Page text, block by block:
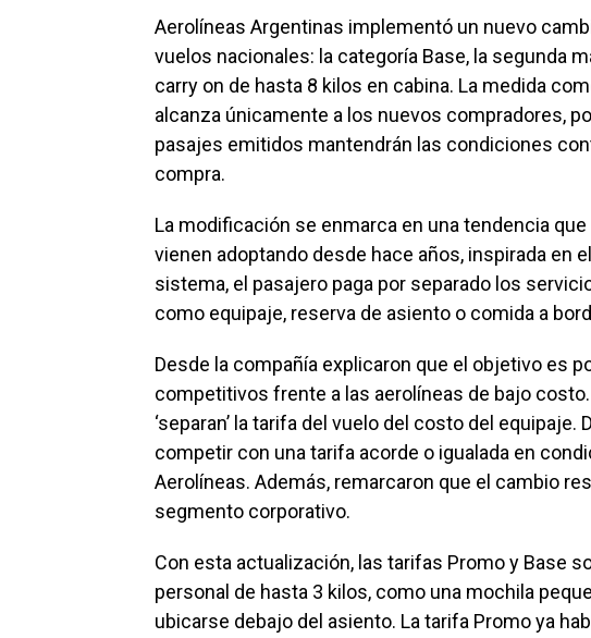
Aerolíneas Argentinas implementó un nuevo
vuelos nacionales: la categoría Base, la segunda
carry on de hasta 8 kilos en cabina. La medida
alcanza únicamente a los nuevos compradores,
pasajes emitidos mantendrán las condiciones
compra.
La modificación se enmarca en una tendencia
vienen adoptando desde hace años, inspirada en
sistema, el pasajero paga por separado los
como equipaje, reserva de asiento o comida a
Desde la compañía explicaron que el objetivo es
competitivos frente a las aerolíneas de bajo
‘separan’ la tarifa del vuelo del costo del equipaje.
competir con una tarifa acorde o igualada en
Aerolíneas. Además, remarcaron que el cambio
segmento corporativo.
Con esta actualización, las tarifas Promo y Base
personal de hasta 3 kilos, como una mochila
ubicarse debajo del asiento. La tarifa Promo ya